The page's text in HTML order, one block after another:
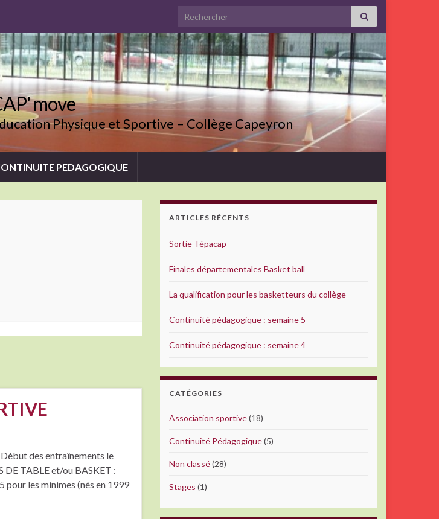
Search for:
move
Physique et Sportive – Collège Capeyron
PEDAGOGIQUE
des entraînements le
DE TABLE et/ou BASKET :
les minimes (nés en 1999
ARTICLES RÉCENTS
Sortie Tépacap
Finales départementales Basket ball
La qualification pour les basketteurs du collège
Continuité pédagogique : semaine 5
Continuité pédagogique : semaine 4
CATÉGORIES
Association sportive(18)
Continuité Pédagogique(5)
Non classé(28)
Stages (1)